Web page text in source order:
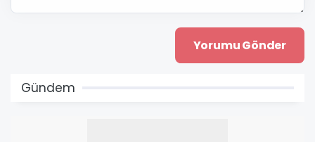
Gündem